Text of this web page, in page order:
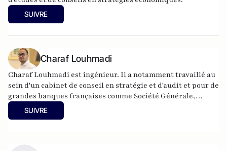
SUIVRE
Charaf Louhmadi
Charaf Louhmadi est ingénieur. Il a notamment travaillé au
sein d'un cabinet de conseil en stratégie et d'audit et pour de
grandes banques françaises comme Société Générale,
Natixis, Crédit Agricole et BPCE SA à travers des missions en
analyse quantitative, ALM, risques de
SUIVRE